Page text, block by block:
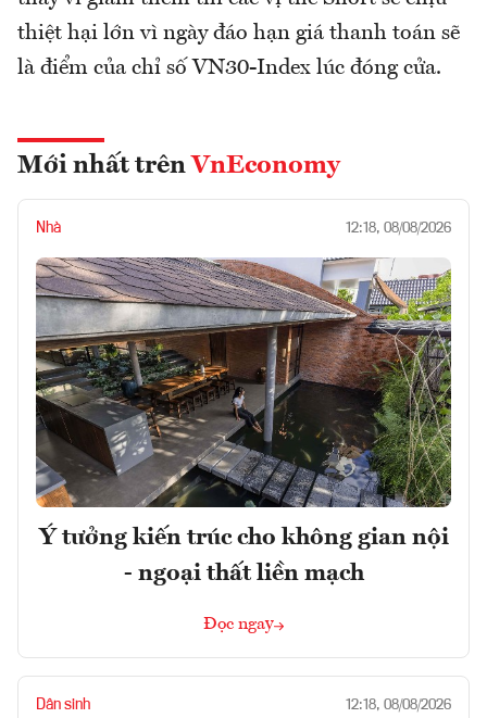
thiệt hại lớn vì ngày đáo hạn giá thanh toán sẽ
là điểm của chỉ số VN30-Index lúc đóng cửa.
Mới nhất trên VnEconomy
Nhà 12:18, 08/08/2026
Ý tưởng kiến trúc cho không gian nội
- ngoại thất liền mạch
Đọc ngay
Dân sinh 12:18, 08/08/2026